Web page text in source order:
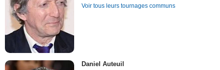
Voir tous leurs tournages communs
Daniel Auteuil